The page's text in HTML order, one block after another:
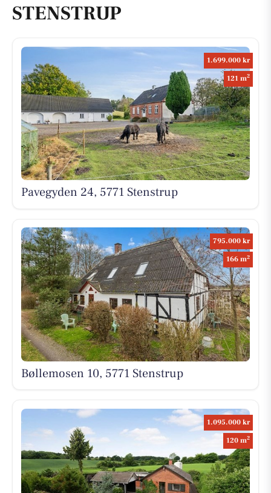
STENSTRUP
1.699.000 kr
121 m2
Pavegyden 24, 5771 Stenstrup
795.000 kr
166 m2
Bøllemosen 10, 5771 Stenstrup
1.095.000 kr
120 m2